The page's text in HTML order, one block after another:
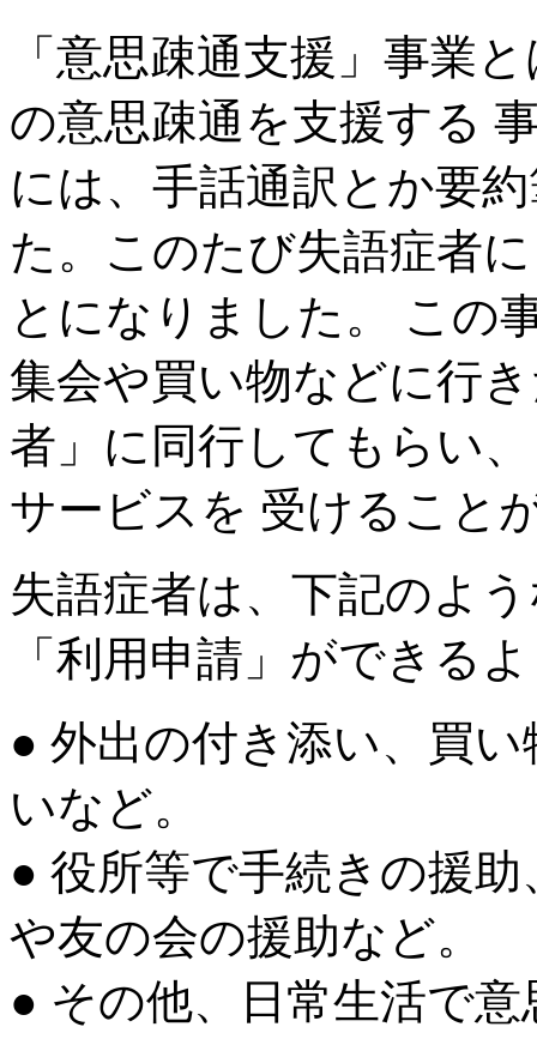
「意思疎通支援」事業
の意思疎通を支援する
には、手話通訳とか要
た。このたび失語症者
とになりました。 この
集会や買い物などに行
者」に同行してもらい
サービスを 受けること
失語症者は、下記のよ
「利用申請」ができる
● 外出の付き添い、買
いなど。
● 役所等で手続きの援
や友の会の援助など。
● その他、日常生活で